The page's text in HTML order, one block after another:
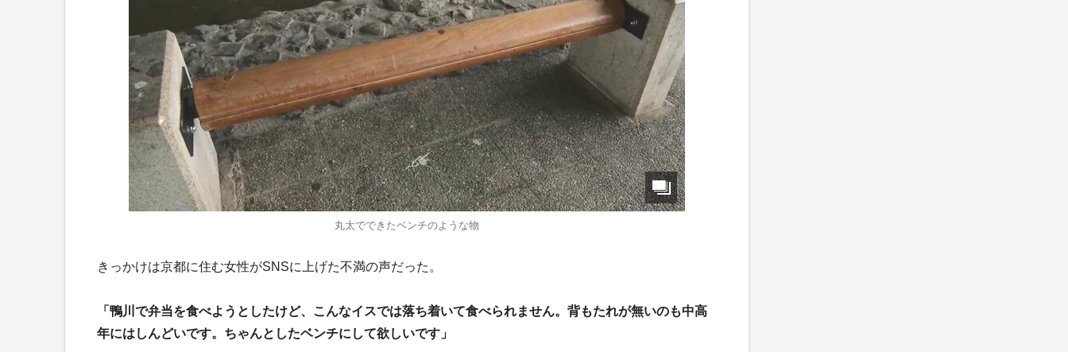
丸太でできたベンチのような物
きっかけは京都に住む女性がSNSに上げた不満の声だった。
「鴨川で弁当を食べようとしたけど、こんなイスでは落ち着いて食べられません。背もたれが無いのも中高
年にはしんどいです。ちゃんとしたベンチにして欲しいです」